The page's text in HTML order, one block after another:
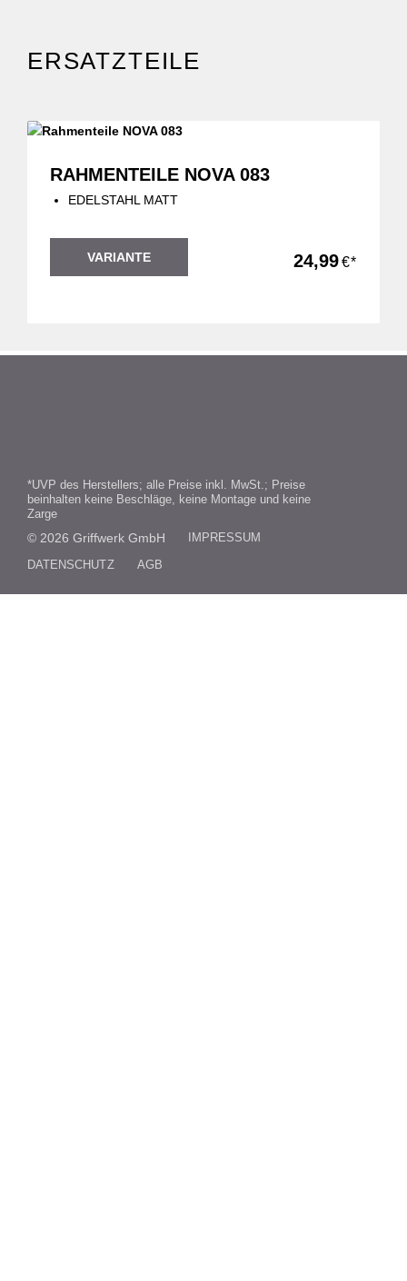
ERSATZTEILE
RAHMENTEILE NOVA 083
EDELSTAHL MATT
VARIANTE 24,99€*
© 2026 Griffwerk GmbH
IMPRESSUM
DATENSCHUTZ
AGB
*UVP des Herstellers; alle Preise inkl. MwSt.; Preise
beinhalten keine Beschläge, keine Montage und keine
Zarge